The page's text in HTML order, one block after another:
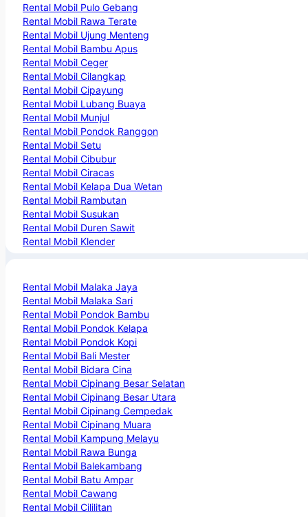
Rental Mobil Pulo Gebang
Rental Mobil Rawa Terate
Rental Mobil Ujung Menteng
Rental Mobil Bambu Apus
Rental Mobil Ceger
Rental Mobil Cilangkap
Rental Mobil Cipayung
Rental Mobil Lubang Buaya
Rental Mobil Munjul
Rental Mobil Pondok Ranggon
Rental Mobil Setu
Rental Mobil Cibubur
Rental Mobil Ciracas
Rental Mobil Kelapa Dua Wetan
Rental Mobil Rambutan
Rental Mobil Susukan
Rental Mobil Duren Sawit
Rental Mobil Klender
Rental Mobil Malaka Jaya
Rental Mobil Malaka Sari
Rental Mobil Pondok Bambu
Rental Mobil Pondok Kelapa
Rental Mobil Pondok Kopi
Rental Mobil Bali Mester
Rental Mobil Bidara Cina
Rental Mobil Cipinang Besar Selatan
Rental Mobil Cipinang Besar Utara
Rental Mobil Cipinang Cempedak
Rental Mobil Cipinang Muara
Rental Mobil Kampung Melayu
Rental Mobil Rawa Bunga
Rental Mobil Balekambang
Rental Mobil Batu Ampar
Rental Mobil Cawang
Rental Mobil Cililitan